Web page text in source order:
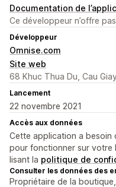
Documentation de
Ce développeur n’offre
Développeur
Omnise.com
Site web
68 Khuc Thua Du, Cau
Lancement
22 novembre 2021
Accès aux données
Cette application a besoin
pour fonctionner sur votre
lisant la politique de
Consulter les données des
Propriétaire de la